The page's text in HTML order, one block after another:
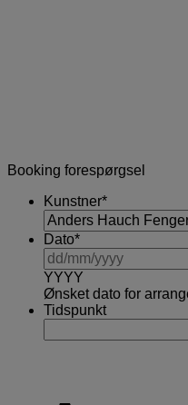
Booking forespørgsel
Kunstner*
Dato*
YYYY
Ønsket dato for
Tidspunkt